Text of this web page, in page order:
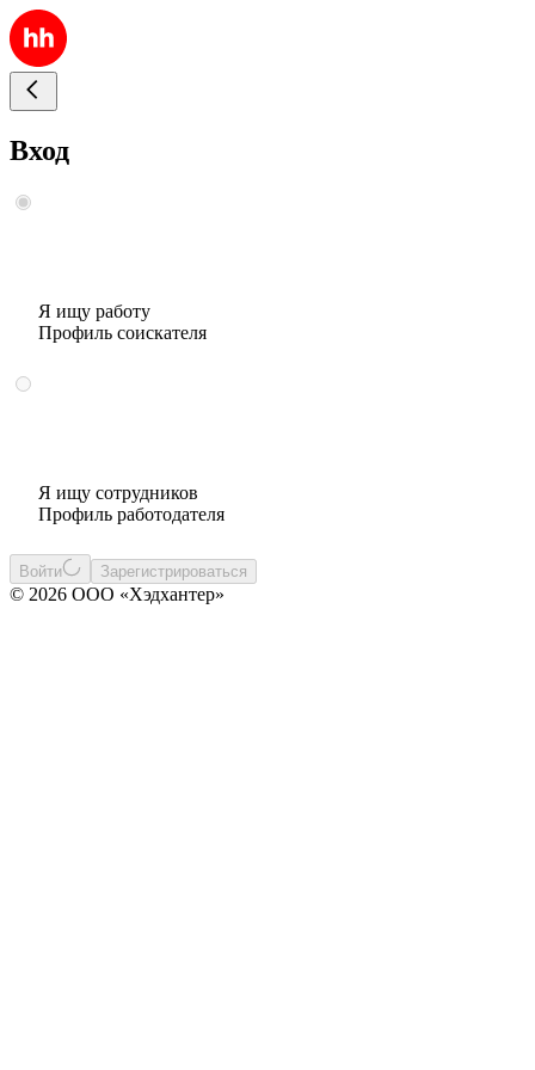
Вход
Я ищу работу
Профиль соискателя
Я ищу сотрудников
Профиль работодателя
Войти Зарегистрироваться
© 2026 ООО «Хэдхантер»